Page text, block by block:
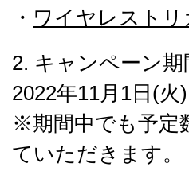
・ ワイヤレスト
2. キャンペーン期
2022年11月1日(
※期間中でも予定
ていただきます。